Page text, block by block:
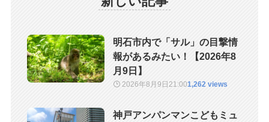
明石市内で「サル」の目撃情
報があるみたい！【2026年8
月9日】
2026年8月9日21:001,262 views
神戸アンパンマンこどもミュ